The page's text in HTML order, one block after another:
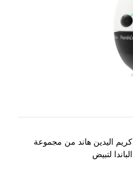
كريم اليدين هاند من مجموعة
الباندا لتبيض